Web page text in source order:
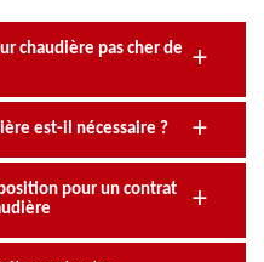
chaudière pas cher de
est-il nécessaire ?
pour un contrat